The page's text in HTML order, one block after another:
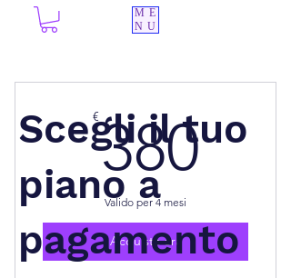
ME
NU
€380380€
Valido per 4 mesi
Acquista ora
Scegli il tuo
piano a
pagamento